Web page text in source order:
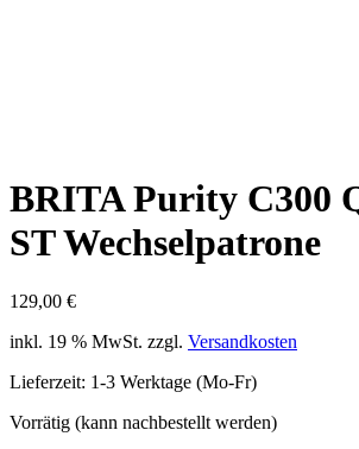
BRITA Purity C300
ST Wechselpatrone
129,00 €
inkl. 19 % MwSt. zzgl. Versandkosten
Lieferzeit: 1-3 Werktage (Mo-Fr)
Vorrätig (kann nachbestellt werden)